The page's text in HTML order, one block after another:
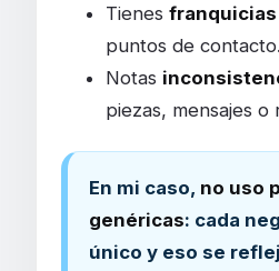
Tienes franquicias
puntos de contacto.
Notas
piezas, mensajes o
En mi caso, no uso
genéricas: cada
único y eso se